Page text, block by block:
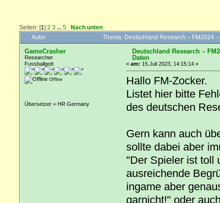
Seiten: [1]2 3 ...5 Nach unten
Autor Thema: Deutschland Research – FM2024
GameCrasher
Researcher
Fussballgott
Offline
Übersetzer + HR Germany
Deutschland Research –
Daten
« am: 15.Juli 2023, 14:15:14 »
Hallo FM-Zocker.
Listet hier bitte
des deutschen
Gern kann auch
sollte dabei aber
"Der Spieler ist toll
ausreichende
ingame aber
garnicht!" oder